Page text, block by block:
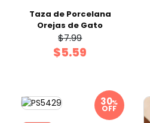
Taza de Porcelana
Orejas de Gato
$7.99
$5.59
%
OFF